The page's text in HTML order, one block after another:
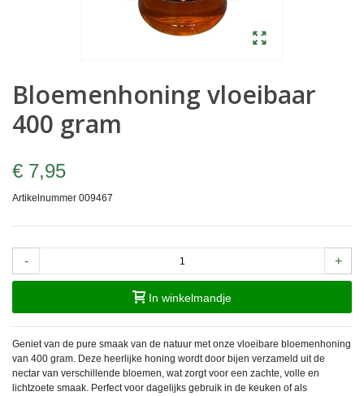
Bloemenhoning vloeibaar
400 gram
€ 7,95
Artikelnummer 009467
- +
In winkelmandje
Geniet van de pure smaak van de natuur met onze vloeibare bloemenhoning
van 400 gram. Deze heerlijke honing wordt door bijen verzameld uit de
nectar van verschillende bloemen, wat zorgt voor een zachte, volle en
lichtzoete smaak. Perfect voor dagelijks gebruik in de keuken of als